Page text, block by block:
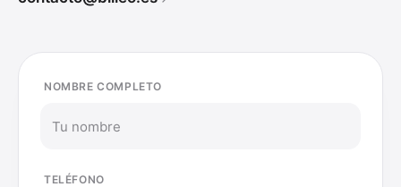
NOMBRE COMPLETO
TELÉFONO